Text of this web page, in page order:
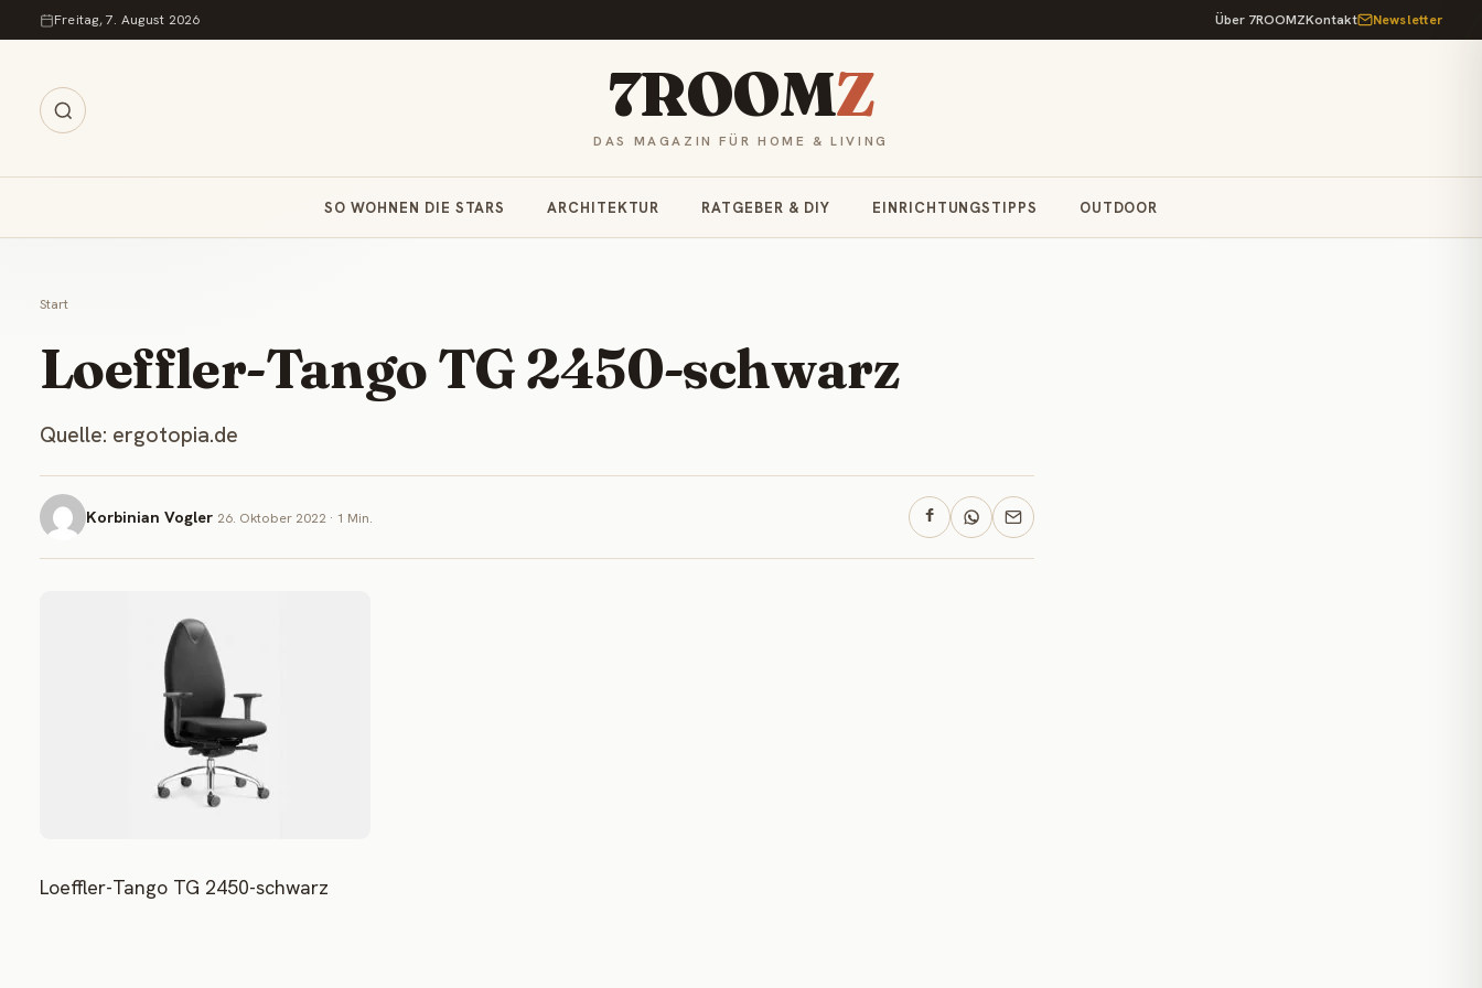
Zum Inhalt springen
Freitag, 7. August 2026 Über 7ROOMZKontakt Newsletter
7ROOMZ
DAS MAGAZIN FÜR HOME & LIVING
SO WOHNEN DIE STARS ARCHITEKTUR RATGEBER & DIY EINRICHTUNGSTIPPS OUTDOOR
Start
Loeffler-Tango TG 2450-schwarz
Quelle: ergotopia.de
Korbinian Vogler 26. Oktober 2022 · 1 Min.
Loeffler-Tango TG 2450-schwarz